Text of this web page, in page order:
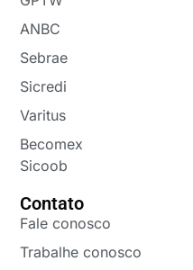
ANBC
Sebrae
Sicredi
Varitus
Becomex
Sicoob
Contato
Fale conosco
Trabalhe conosco